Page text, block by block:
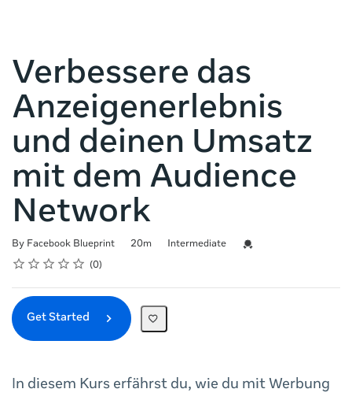
Verbessere das
Anzeigenerlebnis
und deinen Umsatz
mit dem Audience
Network
By Facebook Blueprint
Duration 20m
Difficulty Intermediate
Credential For
Rating
1 star
2 stars
3 stars
4 stars
5 stars
Average rating: 0 0
No reviews
Get Started
In diesem Kurs erfährst du, wie du mit Werbung